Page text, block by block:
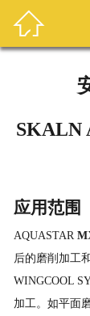

SKALN
应用范围
AQUASTAR M
后的磨削加工
WINGCOOL
加工。如平面